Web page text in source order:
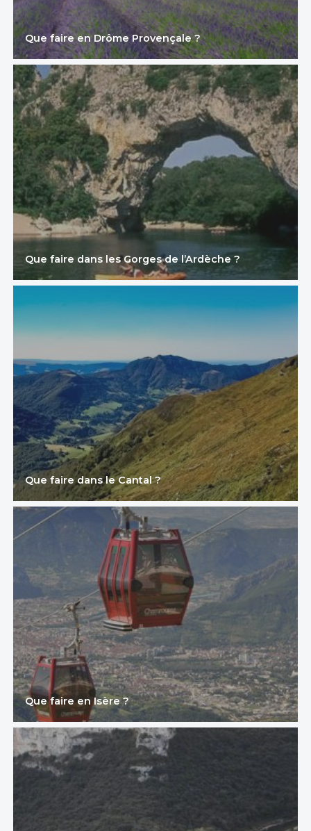
Que faire en Drôme Provençale ?
Que faire dans les Gorges de l’Ardèche ?
Que faire dans le Cantal ?
Que faire en Isère ?